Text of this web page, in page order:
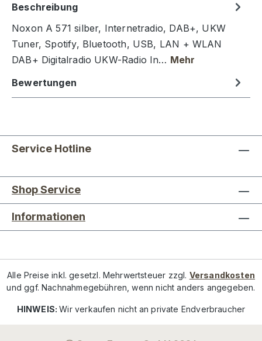
Beschreibung
Noxon A 571 silber, Internetradio, DAB+, UKW
Tuner, Spotify, Bluetooth, USB, LAN + WLAN
DAB+ Digitalradio UKW-Radio In… Mehr
Bewertungen
Service Hotline
Shop Service
Informationen
Alle Preise inkl. gesetzl. Mehrwertsteuer zzgl. Versandkosten
und ggf. Nachnahmegebühren, wenn nicht anders angegeben.
HINWEIS:Wir verkaufen nicht an private Endverbraucher